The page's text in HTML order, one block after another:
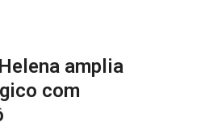
amplia
com